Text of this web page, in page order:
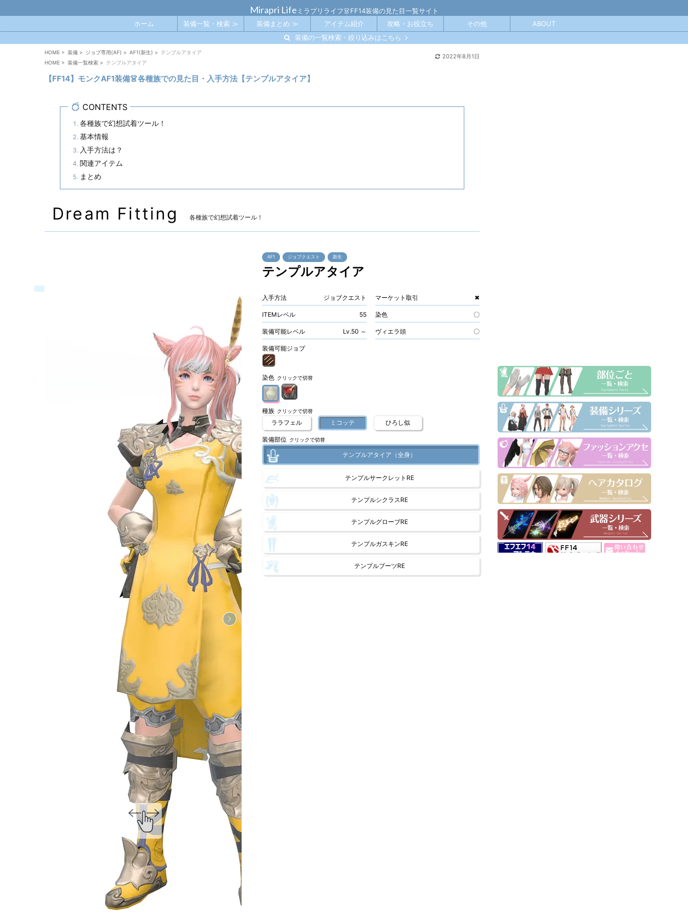
Mirapri Life ミラプリライフ👗FF14装備の見た目一覧サイト
装備の一覧検索・絞り込みはこちら
ホーム 装備一覧・検索 ≫ 装備まとめ ≫ アイテム紹介 攻略・お役立ち その他 ABOUT
HOME > 装備 > ジョブ専用(AF) > AF1(新生) > テンプルアタイア
HOME > 装備一覧検索 > テンプルアタイア
2022年8月1日
【FF14】モンクAF1装備👗各種族での見た目・入手方法【テンプルアタイア】
CONTENTS
各種族で幻想試着ツール！
基本情報
入手方法は？
関連アイテム
まとめ
Dream Fitting 各種族で幻想試着ツール！
AF1 ジョブクエスト 新生
テンプルアタイア
装備部位 クリックで切替
テンプルアタイア（全身）
テンプルサークレットRE
テンプルシクラスRE
テンプルグローブRE
テンプルガスキンRE
テンプルブーツRE
染色 クリックで切替
種族 クリックで切替
ララフェル ミコッテ ひろし似
入手方法 ジョブクエスト マーケット取引 ✖
ITEMレベル 55 染色 〇
装備可能レベル Lv.50 ～ ヴィエラ頭 〇
装備可能ジョブ